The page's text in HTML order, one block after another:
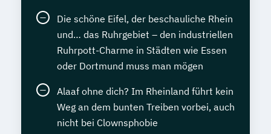
Die schöne Eifel, der beschauliche Rhein
und… das Ruhrgebiet – den industriellen
Ruhrpott-Charme in Städten wie Essen
oder Dortmund muss man mögen
Alaaf ohne dich? Im Rheinland führt kein
Weg an dem bunten Treiben vorbei, auch
nicht bei Clownsphobie